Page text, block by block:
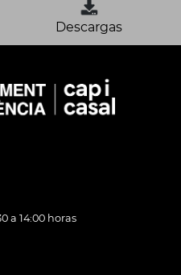
Descargas
a 14:00 horas